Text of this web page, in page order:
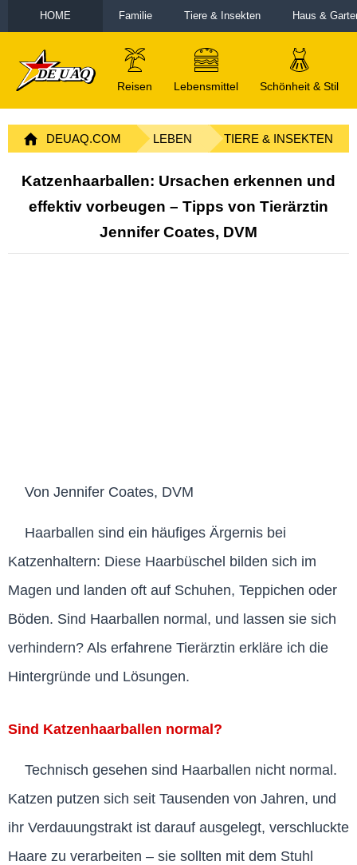
HOME Familie Tiere & Insekten Haus &
Reisen Lebensmittel Schönheit & Stil
DEUAQ.COM LEBEN TIERE & INSEKTEN
Katzenhaarballen: Ursachen erkennen und
effektiv vorbeugen – Tipps von Tierärztin
Jennifer Coates, DVM
Von Jennifer Coates, DVM
Haarballen sind ein häufiges Ärgernis bei
Katzenhaltern: Diese Haarbüschel bilden sich im
Magen und landen oft auf Schuhen, Teppichen oder
Böden. Sind Haarballen normal, und lassen sie sich
verhindern? Als erfahrene Tierärztin erkläre ich die
Hintergründe und Lösungen.
Sind Katzenhaarballen normal?
Technisch gesehen sind Haarballen nicht normal.
Katzen putzen sich seit Tausenden von Jahren, und
ihr Verdauungstrakt ist darauf ausgelegt, verschluckte
Haare zu verarbeiten – sie sollten mit dem Stuhl